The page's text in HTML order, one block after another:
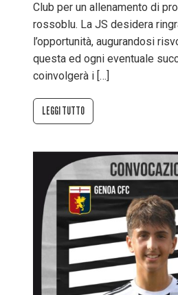
Club per un allenamento di
rossoblu. La JS desidera
l’opportunità, augurandosi
questa ed ogni eventuale
coinvolgerà i […]
LEGGI TUTTO